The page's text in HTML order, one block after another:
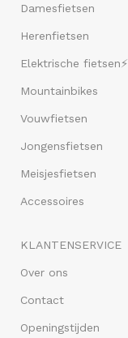
Damesfietsen
Herenfietsen
Elektrische fietsen⚡
Mountainbikes
Vouwfietsen
Jongensfietsen
Meisjesfietsen
Accessoires
KLANTENSERVICE
Over ons
Contact
Openingstijden